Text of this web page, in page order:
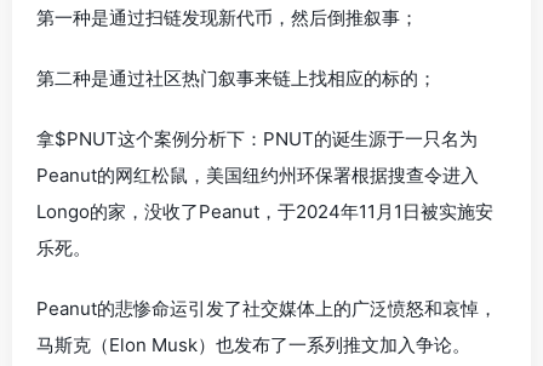
第一种是通过扫链发现新代币，然后倒推叙事；
第二种是通过社区热门叙事来链上找相应的标的；
拿$PNUT这个案例分析下：PNUT的诞生源于一只名为
Peanut的网红松鼠，美国纽约州环保署根据搜查令进入
Longo的家，没收了Peanut，于2024年11月1日被实施安
乐死。
Peanut的悲惨命运引发了社交媒体上的广泛愤怒和哀悼，
马斯克（Elon Musk）也发布了一系列推文加入争论。